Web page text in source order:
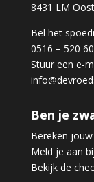
8431 LM
Bel het
0516 – 520
Stuur een e-
Ben je
Bereken
Meld je aan
Bekijk de